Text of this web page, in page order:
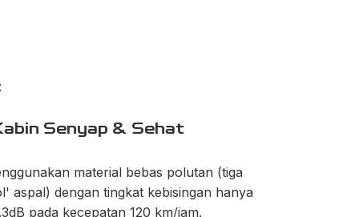
Senyap & Sehat
material bebas polutan (tiga
aspal) dengan tingkat kebisingan hanya
pada kecepatan 120 km/jam.